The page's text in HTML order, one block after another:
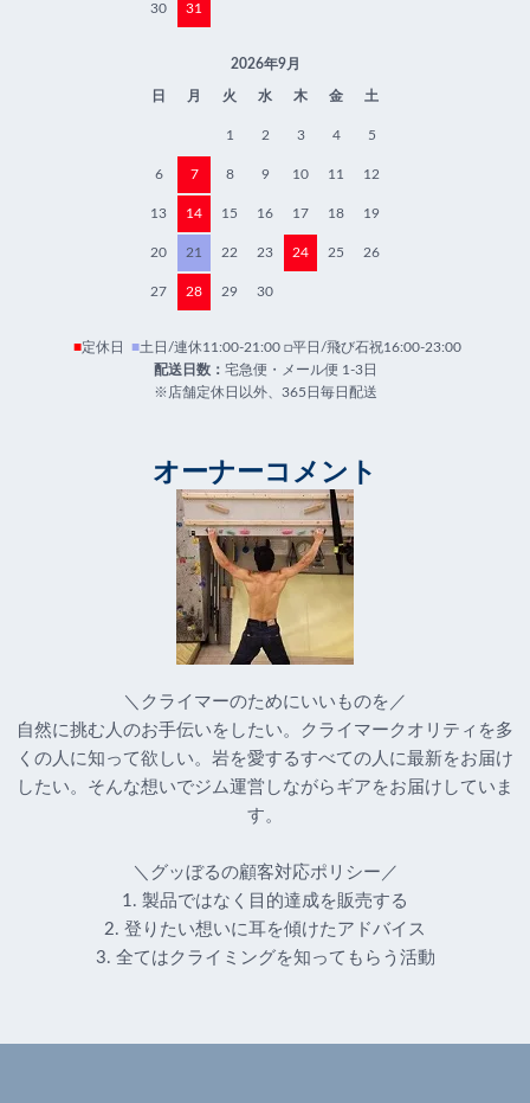
30 31
2026年9月
日 月 火 水 木 金 土
1 2 3 4 5
6 7 8 9 10 11 12
13 14 15 16 17 18 19
20 21 22 23 24 25 26
27 28 29 30
■定休日 ■土日/連休11:00-21:00 □平日/飛び石祝16:00-23:00
配送日数： 宅急便・メール便 1-3日
※店舗定休日以外、365日毎日配送
オーナーコメント
＼クライマーのためにいいものを／
自然に挑む人のお手伝いをしたい。クライマークオリティを多
くの人に知って欲しい。岩を愛するすべての人に最新をお届け
したい。そんな想いでジム運営しながらギアをお届けしていま
す。
＼グッぼるの顧客対応ポリシー／
1. 製品ではなく目的達成を販売する
2. 登りたい想いに耳を傾けたアドバイス
3. 全てはクライミングを知ってもらう活動